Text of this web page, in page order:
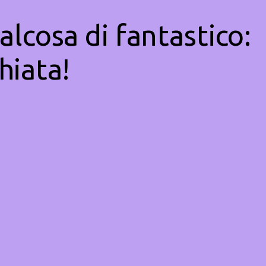
di fantastico: